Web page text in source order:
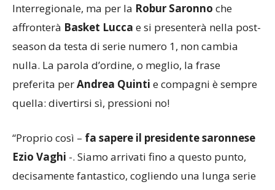
Interregionale, ma per la Robur Saronno che
affronterà Basket Lucca e si presenterà nella post-
season da testa di serie numero 1, non cambia
nulla. La parola d’ordine, o meglio, la frase
preferita perAndrea Quinti e compagni è sempre
quella: divertirsi sì, pressioni no!
“Proprio così – fa sapere il presidente saronnese
Ezio Vaghi -. Siamo arrivati fino a questo punto,
decisamente fantastico, cogliendo una lunga serie